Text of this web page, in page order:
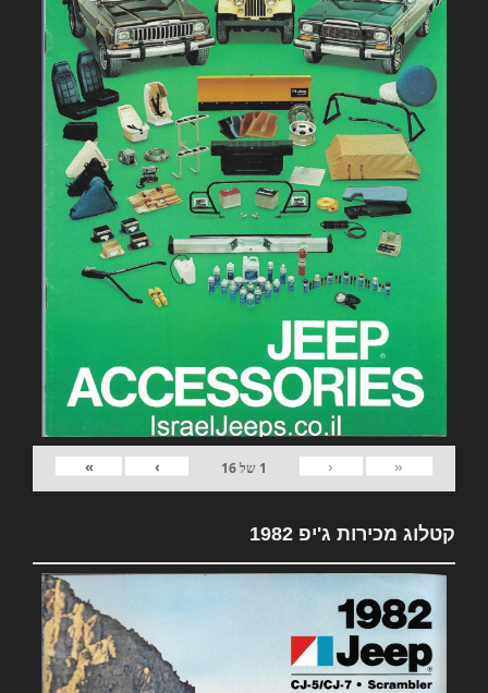
«
‹
1 של16
›
»
קטלוג מכירות ג'יפ 1982